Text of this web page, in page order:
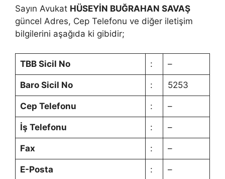
Sayın Avukat HÜSEYİN BUĞRAHAN SAVAŞ
güncel Adres, Cep Telefonu ve diğer iletişim
bilgilerini aşağıda ki gibidir;
TBB Sicil No : –
Baro Sicil No : 5253
Cep Telefonu : –
İş Telefonu : –
Fax : –
E-Posta : –